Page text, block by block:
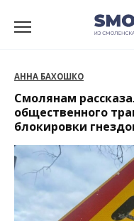
АННА БАХОШКО
Смолянам
общественного
блокировки